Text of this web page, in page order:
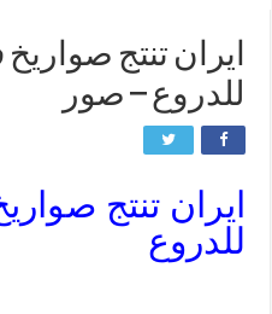
ايران تنتج
للدروع – صور
ايران تنتج
للدروع